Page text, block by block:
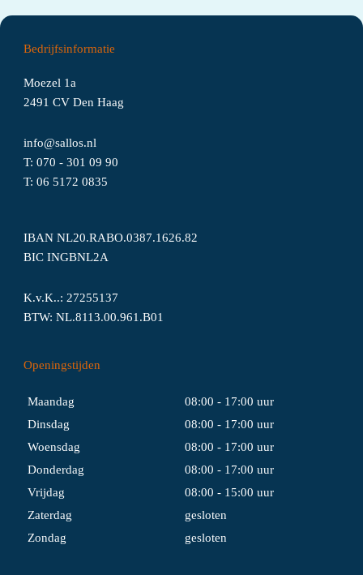
Bedrijfsinformatie
Moezel 1a
2491 CV Den Haag
info@sallos.nl
T:070 - 301 09 90
T:0651720835
IBAN NL20.RABO.0387.1626.82
BIC INGBNL2A
K.v.K..: 27255137
BTW: NL.8113.00.961.B01
Openingstijden
Maandag
08:00 - 17:00 uur
Dinsdag
08:00 - 17:00 uur
Woensdag
08:00 - 17:00 uur
Donderdag
08:00 - 17:00 uur
Vrijdag
08:00 - 15:00 uur
Zaterdag
gesloten
Zondag
gesloten